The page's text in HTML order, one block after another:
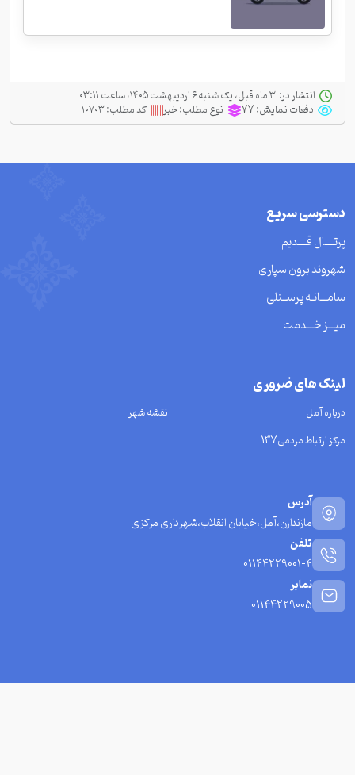
انتشار در:
دفعات نمایش:77 نوع مطلب:خبر کد مطلب:۱۰۷۰۳
دسترسی سریع
پرتــــال قــــدیم
شهروند برون سپاری
سامـــانـه پرســنلی
میـــز خـــدمت
لینک های ضروری
درباره آمل
نقشه شهر
مرکز ارتباط مردمی137
آدرس
مازندارن،آمل،خیابان انقلاب،شهرداری مرکزی
تلفن
01144229001-4
نمابر
01144229005